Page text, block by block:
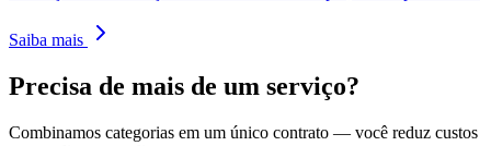
Saiba mais
Precisa de mais de um serviço?
Combinamos categorias em um único contrato — você reduz custos